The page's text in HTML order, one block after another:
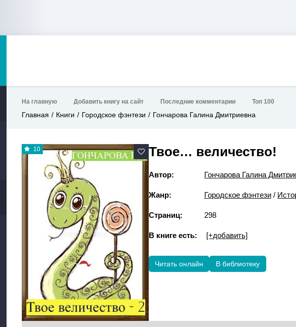
На главную Добавить книгу на сайт Последние комментарии Топ 100
Главная Книги Городское фэнтези Гончарова Галина Дмитриевна
10 Твое… величество!
Автор: Гончарова Галина
Жанр: Городское фэнтези /
Страниц: 298
В книге есть: [+добавить]
Читать онлайн В библиотеку